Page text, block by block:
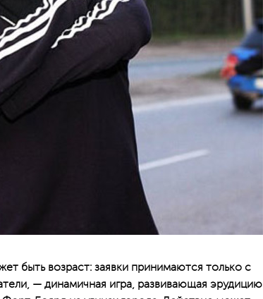
быть возраст: заявки принимаются только с
— динамичная игра, развивающая эрудицию